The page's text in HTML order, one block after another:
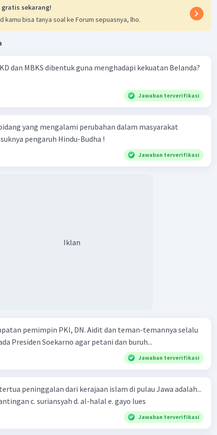
gratis sekarang!
kamu bisa tanya soal ke Forum sepuasnya, lho.
dan MBKS dibentuk guna menghadapi kekuatan Belanda?
Jawaban terverifikasi
yang mengalami perubahan dalam masyarakat
pengaruh Hindu-Budha !
Jawaban terverifikasi
Iklan
pemimpin PKI, DN. Aidit dan teman-temannya selalu
Presiden Soekarno agar petani dan buruh...
Jawaban terverifikasi
peninggalan dari kerajaan islam di pulau Jawa adalah...
a. tua palopo b. mantingan c. suriansyah d. al-halal e. gayo lues
Jawaban terverifikasi